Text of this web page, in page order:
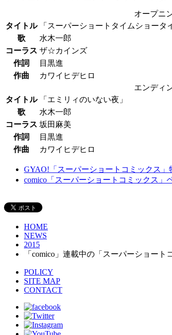
オープニ
タイトル
「スーパーショートタイムショータ
歌
水木一郎
コーラス ザ☆カインズ
作詞
目黒進
作曲
カワイヒデヒロ
エンディ
タイトル
「エミリィのいない夜」
歌
水木一郎
コーラス 坂田麻美
作詞
目黒進
作曲
カワイヒデヒロ
GYAO!「スーパーショートコミックス」
comico「スーパーショートコミックス」
HOME
NEWS
2015
「comico」連載中の「スーパーショー
POLICY
SITE MAP
CONTACT